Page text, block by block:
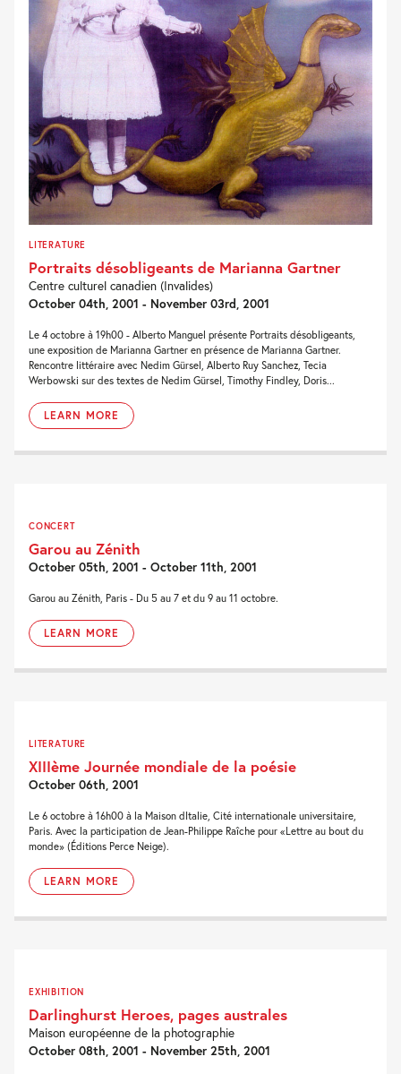
LITERATURE
Portraits désobligeants de Marianna Gartner
Centre culturel canadien (Invalides)
October 04th, 2001 - November 03rd, 2001
Le 4 octobre à 19h00 - Alberto Manguel présente Portraits désobligeants,
une exposition de Marianna Gartner en présence de Marianna Gartner.
Rencontre littéraire avec Nedim Gürsel, Alberto Ruy Sanchez, Tecia
Werbowski sur des textes de Nedim Gürsel, Timothy Findley, Doris...
LEARN MORE
CONCERT
Garou au Zénith
October 05th, 2001 - October 11th, 2001
Garou au Zénith, Paris - Du 5 au 7 et du 9 au 11 octobre.
LEARN MORE
LITERATURE
XIIIème Journée mondiale de la poésie
October 06th, 2001
Le 6 octobre à 16h00 à la Maison dItalie, Cité internationale universitaire,
Paris. Avec la participation de Jean-Philippe Raîche pour «Lettre au bout du
monde» (Éditions Perce Neige).
LEARN MORE
EXHIBITION
Darlinghurst Heroes, pages australes
Maison européenne de la photographie
October 08th, 2001 - November 25th, 2001